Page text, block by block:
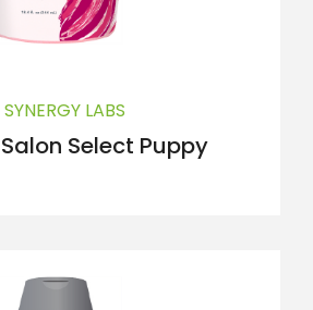
SYNERGY LABS
Select Puppy